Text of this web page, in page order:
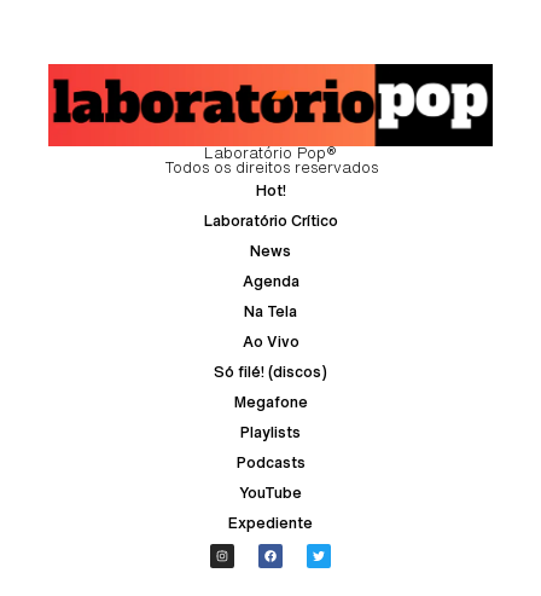
Laboratório Pop®
Todos os direitos reservados
Hot!
Laboratório Crítico
News
Agenda
Na Tela
Ao Vivo
Só filé! (discos)
Megafone
Playlists
Podcasts
YouTube
Expediente